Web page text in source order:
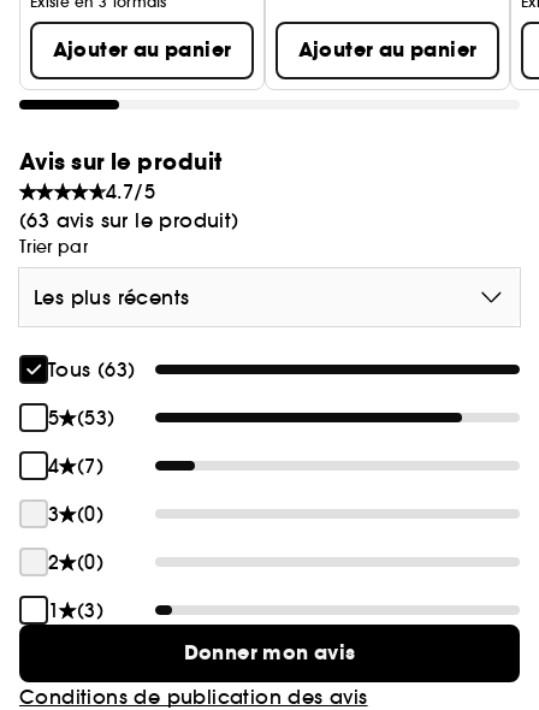
Ajouter au panier Ajouter au panier
Avis sur le produit
4.7/5
(63 avis sur le produit)
Trier par
Les plus récents
Tous (63)
5
(53)
4
(7)
3
(0)
2
(0)
1
(3)
Donner mon avis
Conditions de publication des avis